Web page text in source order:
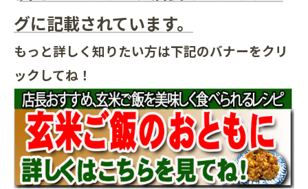
グに記載されています。
もっと詳しく知りたい方は下記のバナーをクリ
ックしてね！